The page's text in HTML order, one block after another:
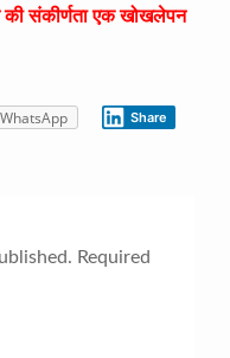
की संकीर्णता एक खोखलेपन
WhatsApp Share
Required